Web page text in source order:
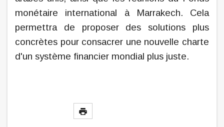
monétaire international à Marrakech. Cela
permettra de proposer des solutions plus
concrètes pour consacrer une nouvelle charte
d'un système financier mondial plus juste.